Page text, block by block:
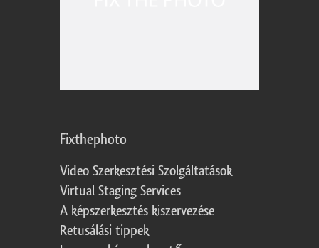
Fixthephoto
Video Szerkesztési Szolgáltatások
Virtual Staging Services
A képszerkesztés kiszervezése
Retusálási tippek